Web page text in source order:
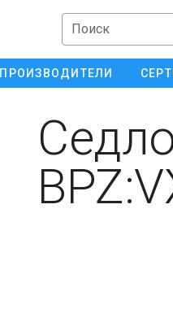
Поиск
ПРОИЗВОДИТЕЛИ